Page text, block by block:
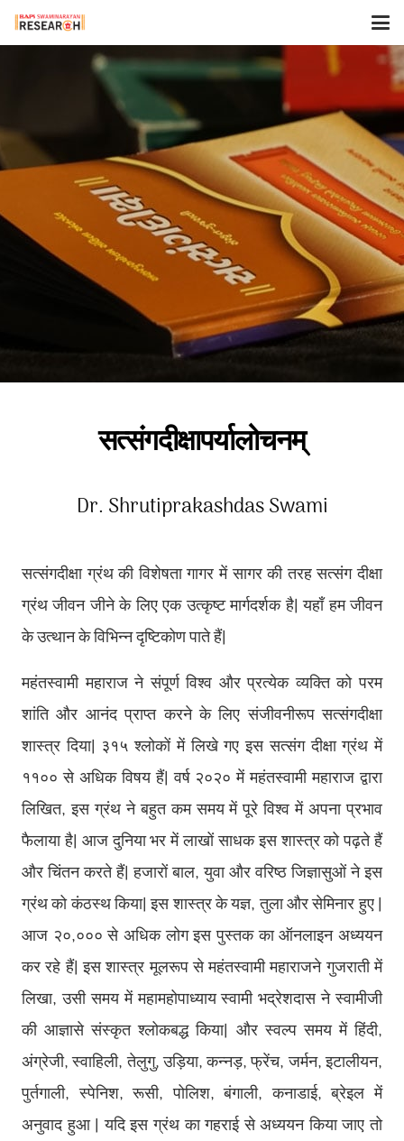
सत्संगदीक्षापर्यालोचनम्
Dr. Shrutiprakashdas Swami
सत्संगदीक्षा ग्रंथ की विशेषता गागर में सागर की तरह सत्संग दीक्षा
ग्रंथ जीवन जीने के लिए एक उत्कृष्ट मार्गदर्शक है। यहाँ हम जीवन
के उत्थान के विभिन्न दृष्टिकोण पाते हैं।
महंतस्वामी महाराज ने संपूर्ण विश्व और प्रत्येक व्यक्ति को परम
शांति और आनंद प्राप्त करने के लिए संजीवनीरूप सत्संगदीक्षा
शास्त्र दिया। ३१५ श्लोकों में लिखे गए इस सत्संग दीक्षा ग्रंथ में
११०० से अधिक विषय हैं। वर्ष २०२० में महंतस्वामी महाराज द्वारा
लिखित, इस ग्रंथ ने बहुत कम समय में पूरे विश्व में अपना प्रभाव
फैलाया है। आज दुनिया भर में लाखों साधक इस शास्त्र को पढ़ते हैं
और चिंतन करते हैं। हजारों बाल, युवा और वरिष्ठ जिज्ञासुओं ने इस
ग्रंथ को कंठस्थ किया। इस शास्त्र के यज्ञ, तुला और सेमिनार हुए।
आज २०,००० से अधिक लोग इस पुस्तक का ऑनलाइन अध्ययन
कर रहे हैं। इस शास्त्र मूलरूप से महंतस्वामी महाराजने गुजराती में
लिखा, उसी समय में महामहोपाध्याय स्वामी भद्रेशदास ने स्वामीजी
की आज्ञासे संस्कृत श्लोकबद्ध किया। और स्वल्प समय में हिंदी,
अंग्रेजी, स्वाहिली, तेलुगु, उड़िया, कन्नड़, फ्रेंच, जर्मन, इटालीयन,
पुर्तगाली, स्पेनिश, रूसी, पोलिश, बंगाली, कनाडाई, ब्रेइल में
अनुवाद हुआ। यदि इस ग्रंथ का गहराई से अध्ययन किया जाए तो